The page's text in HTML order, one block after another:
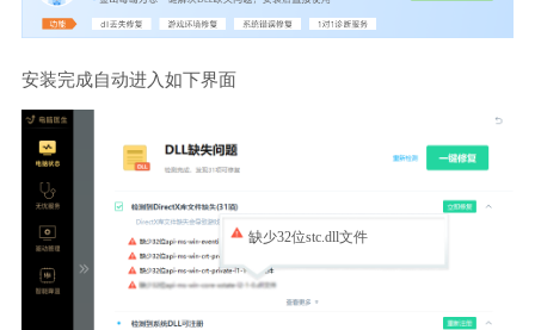
安装完成自动进入如下界面
缺少32位stc.dll文件